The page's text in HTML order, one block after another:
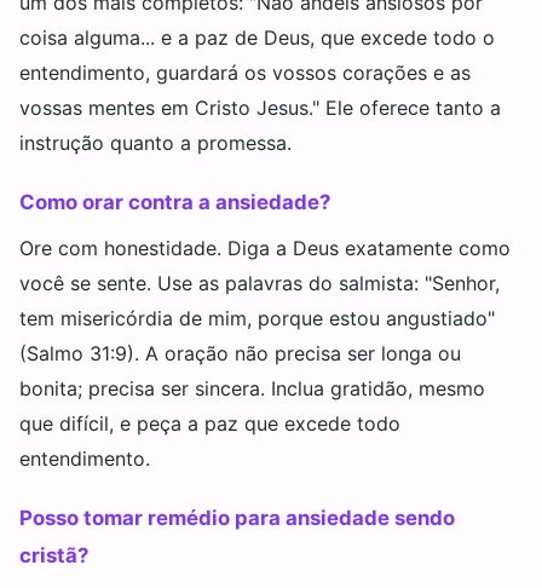
coisa alguma... e a paz de Deus, que excede todo o
entendimento, guardará os vossos corações e as
vossas mentes em Cristo Jesus." Ele oferece tanto a
instrução quanto a promessa.
Como orar contra a ansiedade?
Ore com honestidade. Diga a Deus exatamente como
você se sente. Use as palavras do salmista: "Senhor,
tem misericórdia de mim, porque estou angustiado"
(Salmo 31:9). A oração não precisa ser longa ou
bonita; precisa ser sincera. Inclua gratidão, mesmo
que difícil, e peça a paz que excede todo
entendimento.
Posso tomar remédio para ansiedade sendo
cristã?